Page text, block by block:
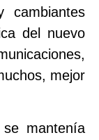
del nuevo
mejor
mantenía